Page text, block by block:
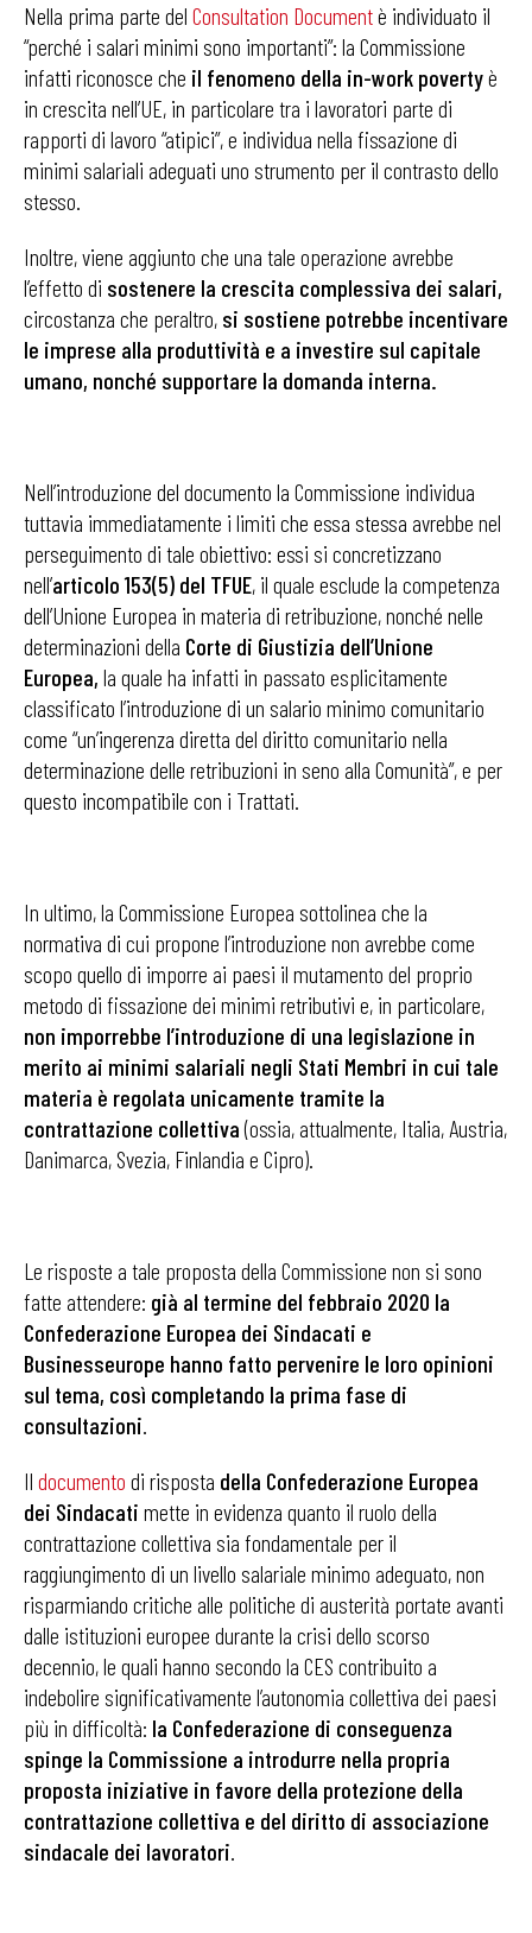
Nella prima parte del Consultation Documentè individuato il
“perché i salari minimi sono importanti”: la Commissione
infatti riconosce che il fenomeno della in-work povertyè
in crescita nell’UE, in particolare tra i lavoratori parte di
rapporti di lavoro “atipici”, e individua nella fissazione di
minimi salariali adeguati uno strumento per il contrasto dello
stesso.
Inoltre, viene aggiunto che una tale operazione avrebbe
l’effetto di sostenere la crescita complessiva dei salari,
circostanza che peraltro, si sostiene potrebbe incentivare
le imprese alla produttività e a investire sul capitale
umano, nonché supportare la domanda interna.
Nell’introduzione del documento la Commissione individua
tuttavia immediatamente i limiti che essa stessa avrebbe nel
perseguimento di tale obiettivo: essi si concretizzano
nell’articolo 153(5) del TFUE, il quale esclude la competenza
dell’Unione Europea in materia di retribuzione, nonché nelle
determinazioni della Corte di Giustizia dell’Unione
Europea, la quale ha infatti in passato esplicitamente
classificato l’introduzione di un salario minimo comunitario
come “un’ingerenza diretta del diritto comunitario nella
determinazione delle retribuzioni in seno alla Comunità”, e per
questo incompatibile con i Trattati.
In ultimo, la Commissione Europea sottolinea che la
normativa di cui propone l’introduzione non avrebbe come
scopo quello di imporre ai paesi il mutamento del proprio
metodo di fissazione dei minimi retributivi e, in particolare,
non imporrebbe l’introduzione di una legislazione in
merito ai minimi salariali negli Stati Membri in cui tale
materia è regolata unicamente tramite la
contrattazione collettiva(ossia, attualmente, Italia, Austria,
Danimarca, Svezia, Finlandia e Cipro).
Le risposte a tale proposta della Commissione non si sono
fatte attendere: già al termine del febbraio 2020 la
Confederazione Europea dei Sindacati e
Businesseurope hanno fatto pervenire le loro opinioni
sul tema, così completando la prima fase di
consultazioni.
Il documento di risposta della Confederazione Europea
dei Sindacati mette in evidenza quanto il ruolo della
contrattazione collettiva sia fondamentale per il
raggiungimento di un livello salariale minimo adeguato, non
risparmiando critiche alle politiche di austerità portate avanti
dalle istituzioni europee durante la crisi dello scorso
decennio, le quali hanno secondo la CES contribuito a
indebolire significativamente l’autonomia collettiva dei paesi
più in difficoltà: la Confederazione di conseguenza
spinge la Commissione a introdurre nella propria
proposta iniziative in favore della protezione della
contrattazione collettiva e del diritto di associazione
sindacale dei lavoratori.